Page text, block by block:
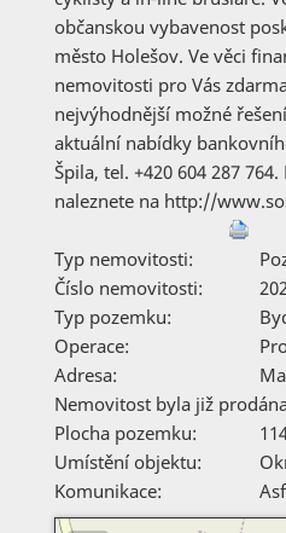
občanskou vybavenost
město Holešov. Ve věci
nemovitosti pro Vás
nejvýhodnější možné
aktuální nabídky
Špila, tel. +420 604 287
naleznete na http://
Typ nemovitosti:
Číslo nemovitosti:
Typ pozemku:
Operace:
Adresa:
Nemovitost byla již
Plocha pozemku:
Umístění objektu:
Komunikace: